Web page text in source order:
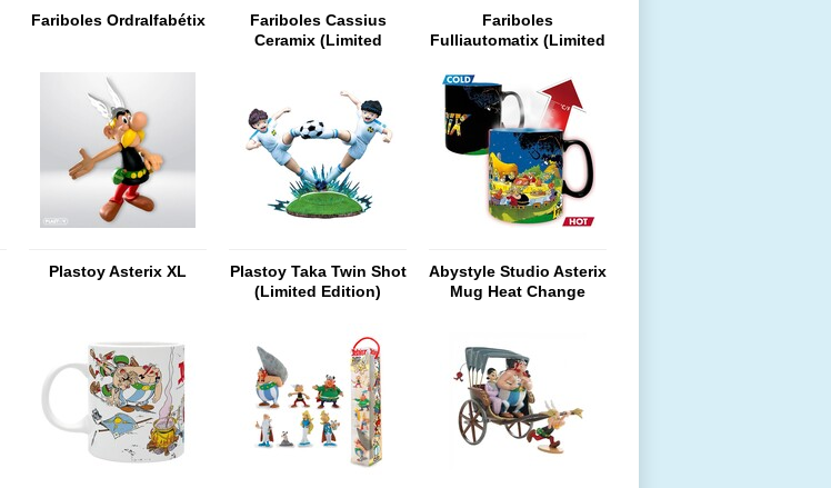
Fariboles Ordralfabétix
Fariboles Cassius
Ceramix (Limited
Fariboles
Fulliautomatix (Limited
Plastoy Asterix XL
Plastoy Taka Twin Shot
(Limited Edition)
Abystyle Studio Asterix
Mug Heat Change